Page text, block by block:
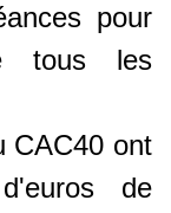
pour
tous les
CAC40 ont
de